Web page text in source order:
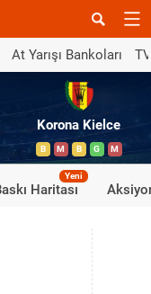
At Yarışı Bankoları
Korona Kielce
B M B G M
Haritası
Yeni